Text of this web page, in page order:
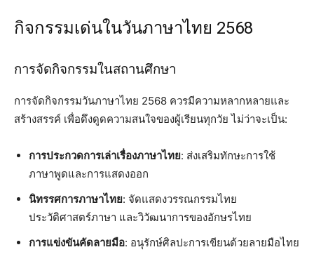
กิจกรรมเด่นในวันภาษาไทย 2568
การจัดกิจกรรมในสถานศึกษา
การจัดกิจกรรมวันภาษาไทย 2568 ควรมีความหลากหลายและ
สร้างสรรค์ เพื่อดึงดูดความสนใจของผู้เรียนทุกวัย ไม่ว่าจะเป็น:
การประกวดการเล่าเรื่องภาษาไทย: ส่งเสริมทักษะการใช้
ภาษาพูดและการแสดงออก
นิทรรศการภาษาไทย: จัดแสดงวรรณกรรมไทย
ประวัติศาสตร์ภาษา และวิวัฒนาการของอักษรไทย
การแข่งขันคัดลายมือ: อนุรักษ์ศิลปะการเขียนด้วยลายมือไทย